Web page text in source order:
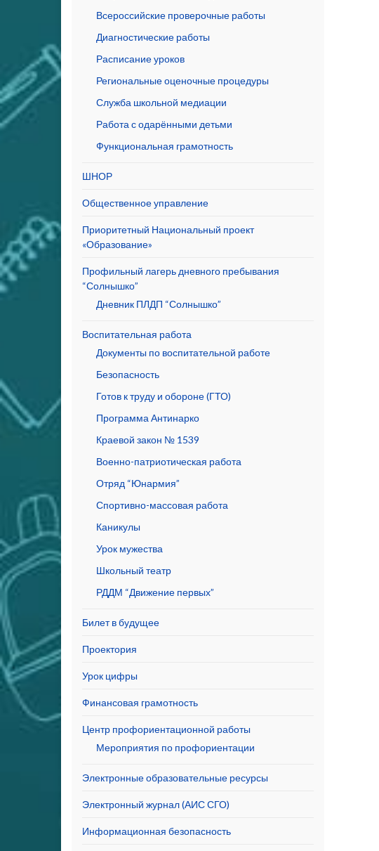
Всероссийские проверочные работы
Диагностические работы
Расписание уроков
Региональные оценочные процедуры
Служба школьной медиации
Работа с одарёнными детьми
Функциональная грамотность
ШНОР
Общественное управление
Приоритетный Национальный проект
«Образование»
Профильный лагерь дневного пребывания
“Солнышко”
Дневник ПЛДП “Солнышко”
Воспитательная работа
Документы по воспитательной работе
Безопасность
Готов к труду и обороне (ГТО)
Программа Антинарко
Краевой закон № 1539
Военно-патриотическая работа
Отряд “Юнармия”
Спортивно-массовая работа
Каникулы
Урок мужества
Школьный театр
РДДМ “Движение первых”
Билет в будущее
Проектория
Урок цифры
Финансовая грамотность
Центр профориентационной работы
Мероприятия по профориентации
Электронные образовательные ресурсы
Электронный журнал (АИС СГО)
Информационная безопасность